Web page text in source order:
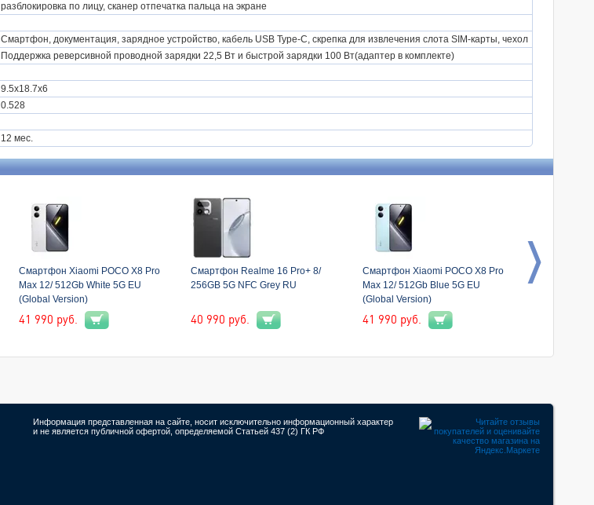
разблокировка по лицу, сканер отпечатка пальца на экране
Смартфон, документация, зарядное устройство, кабель USB Type-C, скрепка для извлечения слота SIM-карты, чехол
Поддержка реверсивной проводной зарядки 22,5 Вт и быстрой зарядки 100 Вт(адаптер в комплекте)
9.5x18.7x6
0.528
12 мес.
Смартфон Xiaomi POCO X8 Pro
Max 12/ 512Gb White 5G EU
(Global Version)
41 990 руб.
Смартфон Realme 16 Pro+ 8/
256GB 5G NFC Grey RU
40 990 руб.
Смартфон Xiaomi POCO X8 Pro
Max 12/ 512Gb Blue 5G EU
(Global Version)
41 990 руб.
Смартфон
Информация представленная на сайте, носит исключительно информационный характер
и не является публичной офертой, определяемой Статьей 437 (2) ГК РФ